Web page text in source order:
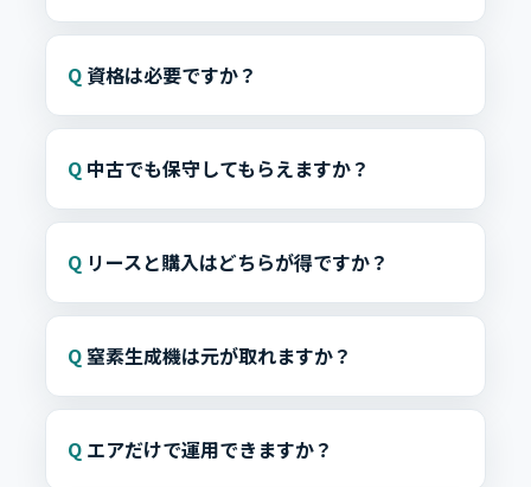
資格は必要ですか？
中古でも保守してもらえますか？
リースと購入はどちらが得ですか？
窒素生成機は元が取れますか？
エアだけで運用できますか？